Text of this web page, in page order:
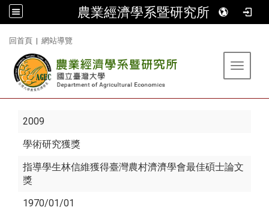
農業經濟學系暨研究所
回首頁 | 網站導覽
Toggle
2009
學術研究獲獎
指導學生林信維獲得臺灣農村濟濟學會最佳碩士論文
獎
1970/01/01